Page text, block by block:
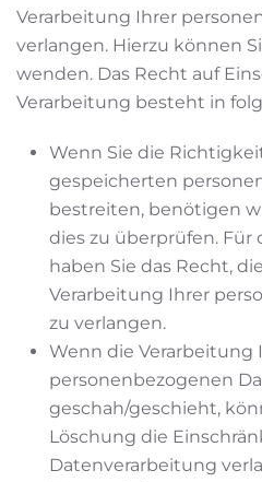
Verarbeitung Ihrer
verlangen. Hierzu können
wenden. Das Recht auf
Verarbeitung besteht in
Wenn Sie die
gespeicherten
bestreiten, benötigen
dies zu überprüfen. Für
haben Sie das Recht,
Verarbeitung Ihrer
zu verlangen.
Wenn die Verarbeitung
personenbezogenen
geschah/geschieht,
Löschung die
Datenverarbeitung